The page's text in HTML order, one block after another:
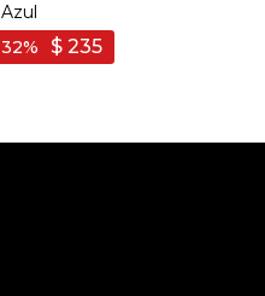
Azul
$ 235
32